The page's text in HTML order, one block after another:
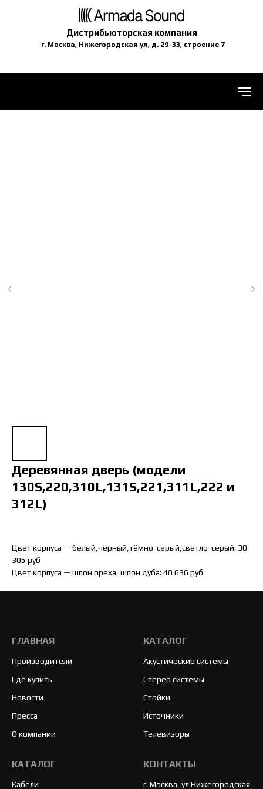
Дистрибьюторская компания
г. Москва, Нижегородская ул, д. 29-33, строение 7
Деревянная дверь (модели
130S,220,310L,131S,221,311L,222 и
312L)
Цвет корпуса — белый,чёрный,тёмно-серый,светло-серый: 30
305 руб
Цвет корпуса — шпон ореха, шпон дуба: 40 636 руб
ГЛАВНАЯ
Производители
Где купить
Новости
Пресса
О компании
КАТАЛОГ
Акустические системы
Стерео системы
Стойки
Источники
Телевизоры
КАТАЛОГ
Кабели
КОНТАКТЫ
г. Москва, ул Нижегородская